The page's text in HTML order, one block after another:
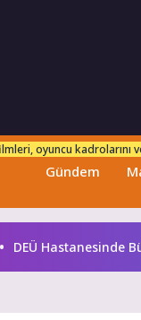
Gündem
karşınızdayız!
oyuncu
Hastanesinde Büyük